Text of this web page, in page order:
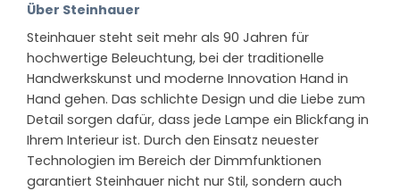
Über Steinhauer
Steinhauer steht seit mehr als 90 Jahren für
hochwertige Beleuchtung, bei der traditionelle
Handwerkskunst und moderne Innovation Hand in
Hand gehen. Das schlichte Design und die Liebe zum
Detail sorgen dafür, dass jede Lampe ein Blickfang in
Ihrem Interieur ist. Durch den Einsatz neuester
Technologien im Bereich der Dimmfunktionen
garantiert Steinhauer nicht nur Stil, sondern auch